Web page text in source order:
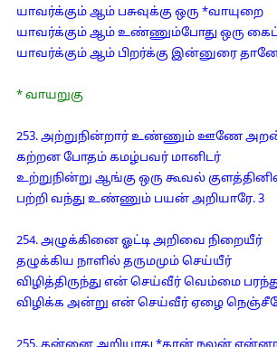
யாவர்க்கும் ஆம் பசுவுக்கு ஒரு *வாயுறை
யாவர்க்கும் ஆம் உண்ணும்போது ஒரு
யாவர்க்கும் ஆம் பிறர்க்கு இன்னுரை
* வாயறுகு
253. அற்றுநின்றார் உண்ணும் ஊணே
கற்றன போதம் கமழ்பவர் மானிடர்
உற்றுநின்று ஆங்கு ஒரு கூவல்
பற்றி வந்து உண்ணும் பயன் அறியாரே. 3
254. அழுக்கினை ஓட்டி அறிவை நிறையீர்
தழுக்கிய நாளில் தருமமும் செய்யீர்
விழித்திருந்து என் செய்வீர் வெம்மை
விழிக்க அன்று என் செய்வீர் ஏழை